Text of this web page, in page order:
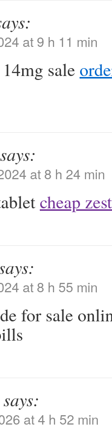
at 9 h 11 min
sale
says:
at 8 h 24 min
cheap
at 8 h 55 min
for sale
says:
at 4 h 52 min